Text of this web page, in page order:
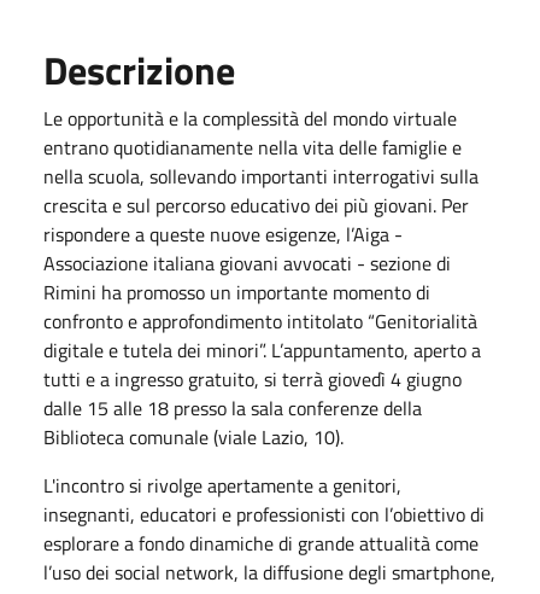
Descrizione
Le opportunità e la complessità del mondo virtuale
entrano quotidianamente nella vita delle famiglie e
nella scuola, sollevando importanti interrogativi sulla
crescita e sul percorso educativo dei più giovani. Per
rispondere a queste nuove esigenze, l’Aiga -
Associazione italiana giovani avvocati - sezione di
Rimini ha promosso un importante momento di
confronto e approfondimento intitolato “Genitorialità
digitale e tutela dei minori”. L’appuntamento, aperto a
tutti e a ingresso gratuito, si terrà giovedì 4 giugno
dalle 15 alle 18 presso la sala conferenze della
Biblioteca comunale (viale Lazio, 10).
L'incontro si rivolge apertamente a genitori,
insegnanti, educatori e professionisti con l’obiettivo di
esplorare a fondo dinamiche di grande attualità come
l’uso dei social network, la diffusione degli smartphone,